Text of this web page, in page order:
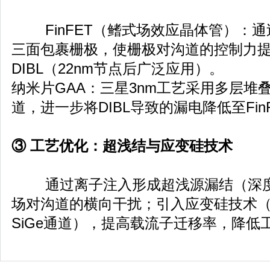
FinFET（鳍式场效应晶体管）：通
三面包裹栅极，使栅极对沟道的控制力
DIBL（22nm节点后广泛应用）。
纳米片GAA：三星3nm工艺采用多层堆
道，进一步将DIBL导致的漏电降低至
③ 工艺优化：超浅结与应变硅技术
通过离子注入形成超浅源漏结（深
场对沟道的横向干扰；引入应变硅技术
SiGe通道），提高载流子迁移率，降低